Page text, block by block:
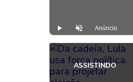
Play DesmutarAnúncio
ASSISTINDO